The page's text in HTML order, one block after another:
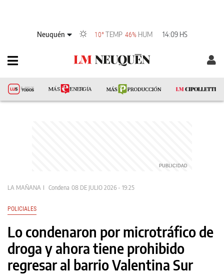
Neuquén 10° TEMP 46% HUM 14:09 HS
LA MAÑANA Condena 08 DE JULIO 2026 - 19:25
POLICIALES
Lo condenaron por microtráfico de
droga y ahora tiene prohibido
regresar al barrio Valentina Sur